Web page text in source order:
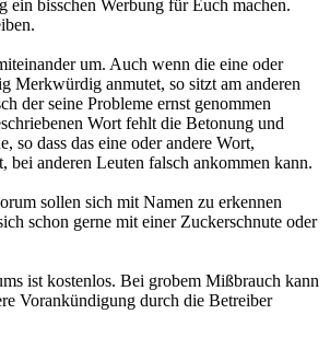
ein bisschen Werbung für Euch machen.
um. Auch wenn die eine oder
Merkwürdig anmutet, so sitzt am anderen
der seine Probleme ernst genommen
Wort fehlt die Betonung und
so dass das eine oder andere Wort,
bei anderen Leuten falsch ankommen kann.
sollen sich mit Namen zu erkennen
schon gerne mit einer Zuckerschnute oder
ist kostenlos. Bei grobem Mißbrauch kann
Vorankündigung durch die Betreiber